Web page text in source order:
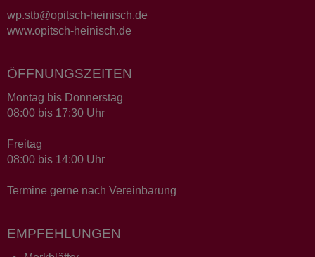
wp.stb@opitsch-heinisch.de
www.opitsch-heinisch.de
ÖFFNUNGSZEITEN
Montag bis Donnerstag
08:00 bis 17:30 Uhr
Freitag
08:00 bis 14:00 Uhr
Termine gerne nach Vereinbarung
EMPFEHLUNGEN